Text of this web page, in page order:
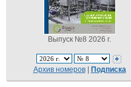
Выпуск №8 2026 г.
Архив номеров| Подписка